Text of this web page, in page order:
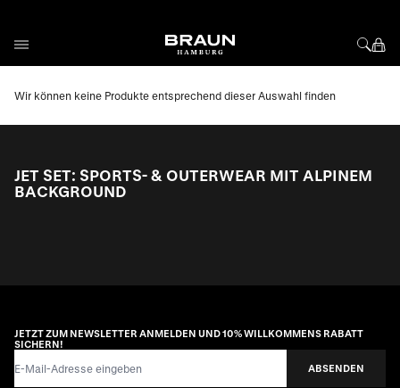
Wir können keine Produkte entsprechend dieser Auswahl finden
JET SET: SPORTS- & OUTERWEAR MIT ALPINEM
BACKGROUND
JETZT ZUM NEWSLETTER ANMELDEN UND 10% WILLKOMMENS RABATT
SICHERN!
ABSENDEN